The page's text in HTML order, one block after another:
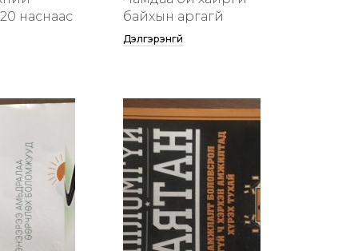
наснаас
байхын аргагүй
Дэлгэрэнгүй